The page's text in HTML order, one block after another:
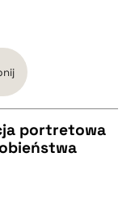
portretowa